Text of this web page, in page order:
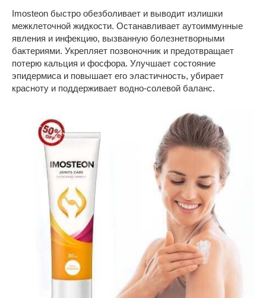
Imosteon быстро обезболивает и выводит излишки
межклеточной жидкости. Останавливает аутоиммунные
явления и инфекцию, вызванную болезнетворными
бактериями. Укрепляет позвоночник и предотвращает
потерю кальция и фосфора. Улучшает состояние
эпидермиса и повышает его эластичность, убирает
красноту и поддерживает водно-солевой баланс.